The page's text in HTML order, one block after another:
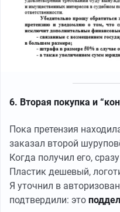
6. Вторая покупка и
Пока претензия
заказал второй
Когда получил его,
Пластик дешевый,
Я уточнил в
подтвердили: это